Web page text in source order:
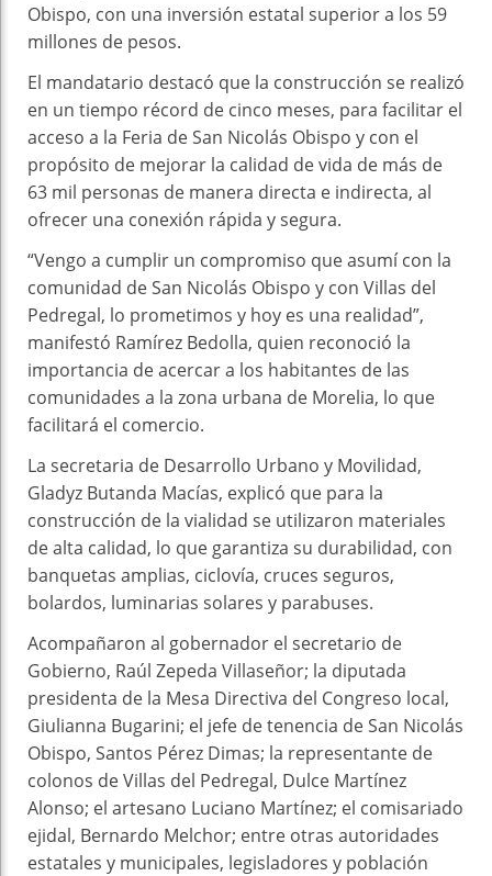
Obispo, con una inversión estatal superior a los 59
millones de pesos.
El mandatario destacó que la construcción se realizó
en un tiempo récord de cinco meses, para facilitar el
acceso a la Feria de San Nicolás Obispo y con el
propósito de mejorar la calidad de vida de más de
63 mil personas de manera directa e indirecta, al
ofrecer una conexión rápida y segura.
“Vengo a cumplir un compromiso que asumí con la
comunidad de San Nicolás Obispo y con Villas del
Pedregal, lo prometimos y hoy es una realidad”,
manifestó Ramírez Bedolla, quien reconoció la
importancia de acercar a los habitantes de las
comunidades a la zona urbana de Morelia, lo que
facilitará el comercio.
La secretaria de Desarrollo Urbano y Movilidad,
Gladyz Butanda Macías, explicó que para la
construcción de la vialidad se utilizaron materiales
de alta calidad, lo que garantiza su durabilidad, con
banquetas amplias, ciclovía, cruces seguros,
bolardos, luminarias solares y parabuses.
Acompañaron al gobernador el secretario de
Gobierno, Raúl Zepeda Villaseñor; la diputada
presidenta de la Mesa Directiva del Congreso local,
Giulianna Bugarini; el jefe de tenencia de San Nicolás
Obispo, Santos Pérez Dimas; la representante de
colonos de Villas del Pedregal, Dulce Martínez
Alonso; el artesano Luciano Martínez; el comisariado
ejidal, Bernardo Melchor; entre otras autoridades
estatales y municipales, legisladores y población